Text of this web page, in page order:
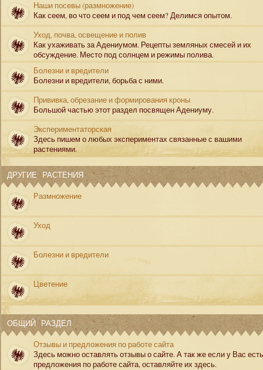
Наши посевы (размножение)
Как сеем, во что сеем и под чем сеем? Делимся опытом.
Уход, почва, освещение и полив
Как ухаживать за Адениумом. Рецепты земляных смесей и их
обсуждение. Место под солнцем и режимы полива.
Болезни и вредители
Болезни и вредители, борьба с ними.
Прививка, обрезание и формирования кроны
Большой частью этот раздел посвящен Адениуму.
Экспериментаторская
Здесь пишем о любых экспериментах связанные с вашими
растениями.
ДРУГИЕ РАСТЕНИЯ
Размножение
Уход
Болезни и вредители
Цветение
ОБЩИЙ РАЗДЕЛ
Отзывы и предложения по работе сайта
Здесь можно оставлять отзывы о сайте. А так же если у Вас есть
предложения по работе сайта, оставляйте их здесь.